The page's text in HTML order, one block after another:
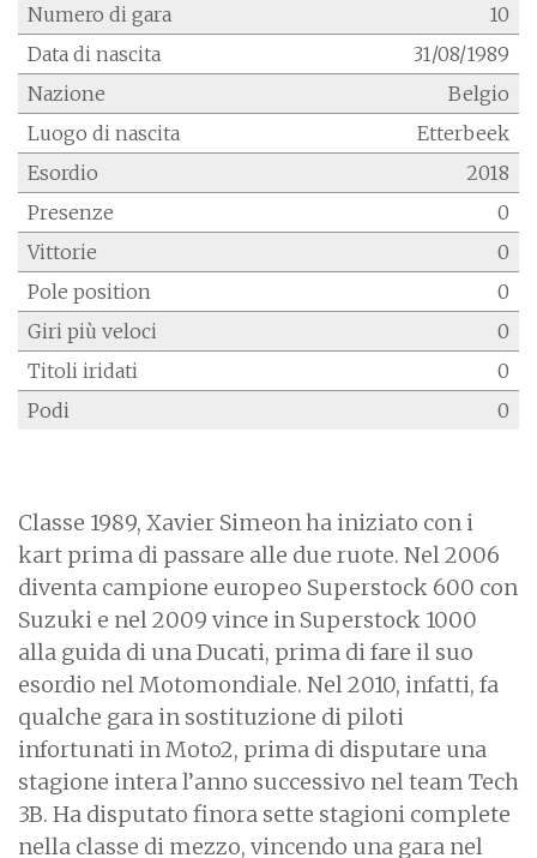
Numero di gara
10
Data di nascita
31/08/1989
Nazione
Belgio
Luogo di nascita
Etterbeek
Esordio
2018
Presenze
0
Vittorie
0
Pole position
0
Giri più veloci
0
Titoli iridati
0
Podi
0
Classe 1989, Xavier Simeon ha iniziato con i
kart prima di passare alle due ruote. Nel 2006
diventa campione europeo Superstock 600 con
Suzuki e nel 2009 vince in Superstock 1000
alla guida di una Ducati, prima di fare il suo
esordio nel Motomondiale. Nel 2010, infatti, fa
qualche gara in sostituzione di piloti
infortunati in Moto2, prima di disputare una
stagione intera l’anno successivo nel team Tech
3B. Ha disputato finora sette stagioni complete
nella classe di mezzo, vincendo una gara nel